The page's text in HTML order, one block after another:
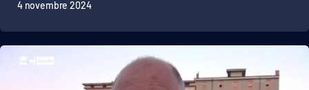
Android
4 novembre 2024